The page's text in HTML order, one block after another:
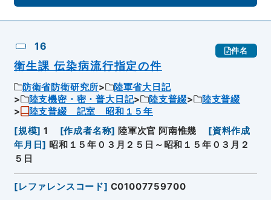
16 件名
衛生課 伝染病流行指定の件
防衛省防衛研究所
陸軍省大日記
陸支機密・密・普大日記
陸支普綴
陸支普綴
陸支普綴 記室 昭和１５年
[規模] 1 [作成者名称] 陸軍次官 阿南惟幾 [資料作成
年月日] 昭和１５年０３月２５日～昭和１５年０３月２
５日
[レファレンスコード] C01007759700